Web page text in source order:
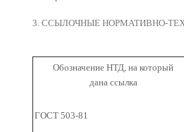
3. ССЫЛОЧНЫЕ НОРМАТИВНО-
Обозначение НТД, на который
дана ссылка
ГОСТ 503-81